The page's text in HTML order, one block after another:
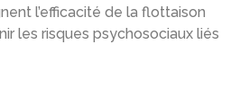
l’efficacité de la flottaison
les risques psychosociaux liés